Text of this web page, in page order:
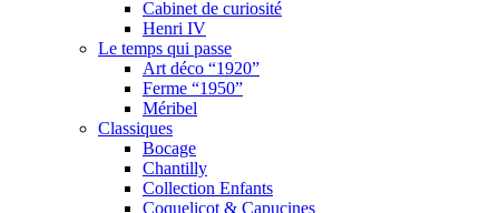
Cabinet de curiosité
Henri IV
Le temps qui passe
Art déco “1920”
Ferme “1950”
Méribel
Classiques
Bocage
Chantilly
Collection Enfants
Coquelicot & Capucines